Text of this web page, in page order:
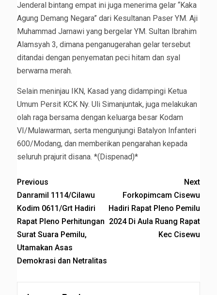
Jenderal bintang empat ini juga menerima gelar “Kaka
Agung Demang Negara” dari Kesultanan Paser YM. Aji
Muhammad Jarnawi yang bergelar YM. Sultan Ibrahim
Alamsyah 3, dimana penganugerahan gelar tersebut
ditandai dengan penyematan peci hitam dan syal
berwarna merah.
Selain meninjau IKN, Kasad yang didampingi Ketua
Umum Persit KCK Ny. Uli Simanjuntak, juga melakukan
olah raga bersama dengan keluarga besar Kodam
VI/Mulawarman, serta mengunjungi Batalyon Infanteri
600/Modang, dan memberikan pengarahan kepada
seluruh prajurit disana. *(Dispenad)*
Previous
Danramil 1114/Cilawu
Kodim 0611/Grt Hadiri
Rapat Pleno Perhitungan
Surat Suara Pemilu,
Utamakan Asas
Demokrasi dan Netralitas
Next
Forkopimcam Cisewu
Hadiri Rapat Pleno Pemilu
2024 Di Aula Ruang Rapat
Kec Cisewu